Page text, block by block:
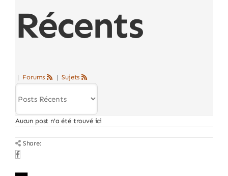
Récents
| Forums | Sujets
Aucun post n'a été trouvé ici
Share: